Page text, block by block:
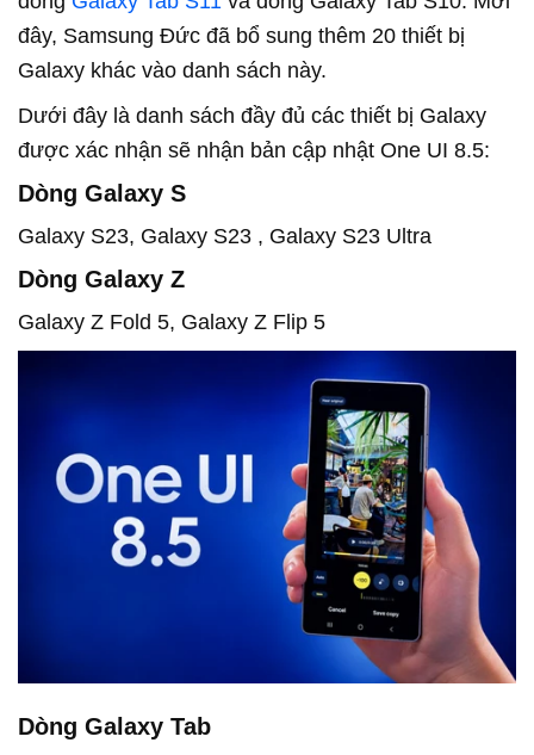
đây, Samsung Đức đã bổ sung thêm 20 thiết bị
Galaxy khác vào danh sách này.
Dưới đây là danh sách đầy đủ các thiết bị Galaxy
được xác nhận sẽ nhận bản cập nhật One UI 8.5:
Dòng Galaxy S
Galaxy S23, Galaxy S23 , Galaxy S23 Ultra
Dòng Galaxy Z
Galaxy Z Fold 5, Galaxy Z Flip 5
Dòng Galaxy Tab